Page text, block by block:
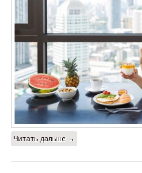
Читать дальше →